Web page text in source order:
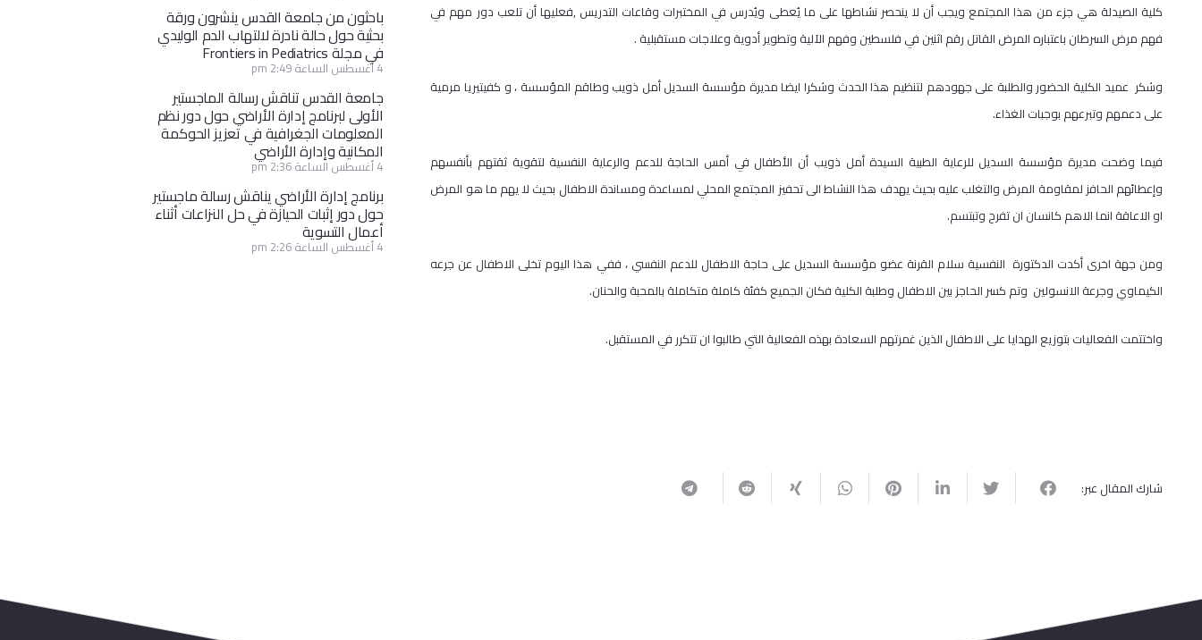
كلية الصيدلة هي جزء من هذا المجتمع ويجب أن لا ينحصر نشاطها على ما يُعطى ويُدرس في المختبرات وقاعات التدريس ,فعليها أن تلعب دور مهم في
فهم مرض السرطان باعتباره المرض القاتل رقم اثنين في فلسطين وفهم الآلية وتطوير أدوية وعلاجات مستقبلية .
وشكر عميد الكلية الحضور والطلبة على جهودهم لتنظيم هذا الحدث وشكرا ايضا مديرة مؤسسة السديل أمل ذويب وطاقم المؤسسة ، و كفيتيريا مرمية
على دعمهم وتبرعهم بوجبات الغذاء.
فيما وضحت مديرة مؤسسة السديل للرعاية الطبية السيدة أمل ذويب أن الأطفال في أمس الحاجة للدعم والرعاية النفسية لتقوية ثقتهم بأنفسهم
وإعطائهم الحافز لمقاومة المرض والتغلب عليه بحيث يهدف هذا النشاط الى تحفيز المجتمع المحلي لمساعدة ومساندة الاطفال بحيث لا يهم ما هو المرض
او الاعاقة انما الاهم كانسان ان تفرح وتبتسم.
ومن جهة اخرى أكدت الدكتورة النفسية سلام القرنة عضو مؤسسة السديل على حاجة الاطفال للدعم النفسي ، ففي هذا اليوم تخلى الاطفال عن جرعه
الكيماوي وجرعة الانسولين وتم كسر الحاجز بين الاطفال وطلبة الكلية فكان الجميع كفئة كاملة متكاملة بالمحبة والحنان.
واختتمت الفعاليات بتوزيع الهدايا على الاطفال الذين غمرتهم السعادة بهذه الفعالية التي طالبوا ان تتكرر في المستقبل.
شارك المقال عبر:
باحثون من جامعة القدس ينشرون ورقة
بحثية حول حالة نادرة لالتهاب الدم الوليدي
في مجلة Frontiers in Pediatrics
4 أغسطس الساعة 2:49 pm
جامعة القدس تناقش رسالة الماجستير
الأولى لبرنامج إدارة الأراضي حول دور نظم
المعلومات الجغرافية في تعزيز الحوكمة
المكانية وإدارة الأراضي
4 أغسطس الساعة 2:36 pm
برنامج إدارة الأراضي يناقش رسالة ماجستير
حول دور إثبات الحيازة في حل النزاعات أثناء
أعمال التسوية
4 أغسطس الساعة 2:26 pm